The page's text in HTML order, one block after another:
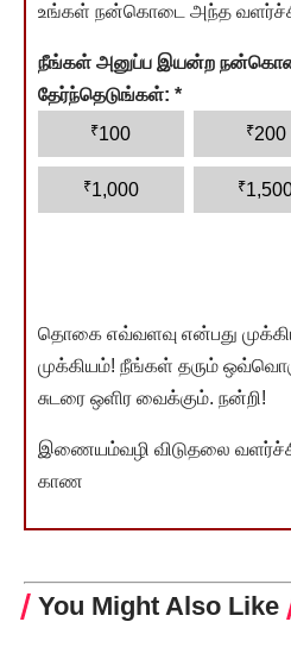
உங்கள் நன்கொடை அந்த
நீங்கள் அனுப்ப இயன்ற
தேர்ந்தெடுங்கள்: *
₹100 ₹200
₹1,000 ₹
தொகை எவ்வளவு என்பது
முக்கியம்! நீங்கள் தரும் ஒவ்வொரு
சுடரை ஒளிர வைக்கும். நன்றி!
இணையம்வழி விடுதலை
காண
You Might Also Like